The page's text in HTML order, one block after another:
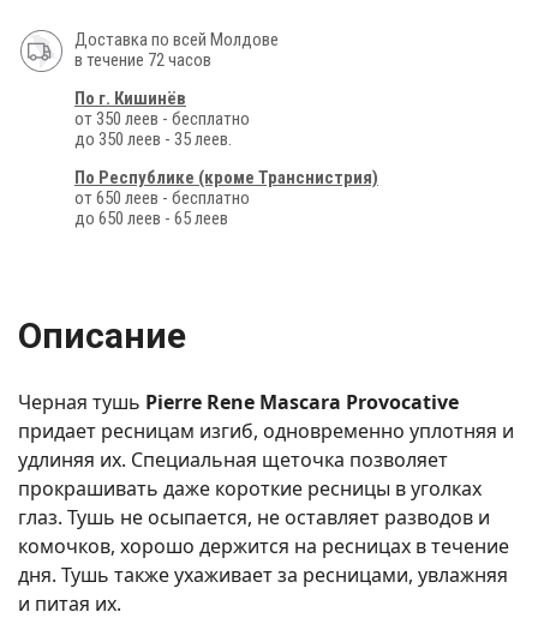
Доставка по всей Молдове
в течение 72 часов
По г. Кишинёв
от 350 леев - бесплатно
до 350 леев - 35 леев.
По Республике (кроме Транснистрия)
от 650 леев - бесплатно
до 650 леев - 65 леев
Описание
Черная тушь Pierre Rene Mascara Provocative
придает ресницам изгиб, одновременно уплотняя и
удлиняя их. Специальная щеточка позволяет
прокрашивать даже короткие ресницы в уголках
глаз. Тушь не осыпается, не оставляет разводов и
комочков, хорошо держится на ресницах в течение
дня. Тушь также ухаживает за ресницами, увлажняя
и питая их.